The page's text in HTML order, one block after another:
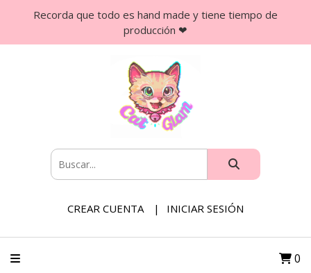
Recorda que todo es hand made y tiene tiempo de
producción ❤
CREAR CUENTA INICIAR SESIÓN
0